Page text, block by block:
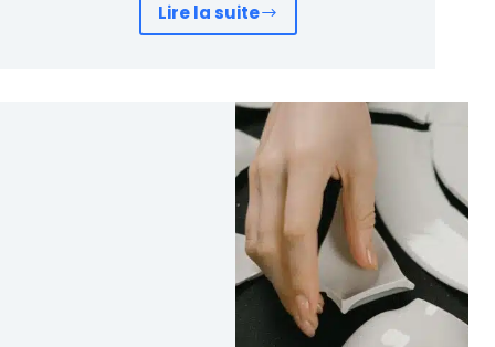
Lire la suite
La
mais
ne
Krach
pas
Le
Chevalier
blanc
veille